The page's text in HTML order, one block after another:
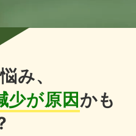
み、
少が原因 かも